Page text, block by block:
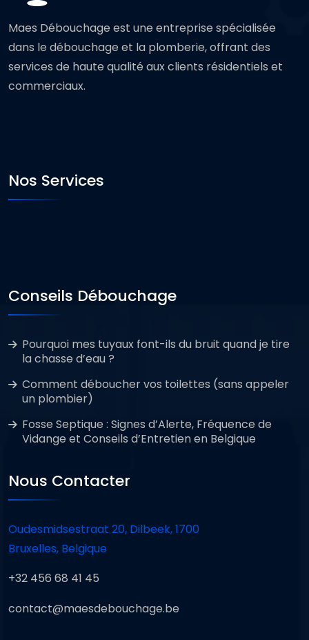
Maes Débouchage est une entreprise spécialisée
dans le débouchage et la plomberie, offrant des
services de haute qualité aux clients résidentiels et
commerciaux.
Nos Services
Conseils Débouchage
Pourquoi mes tuyaux font-ils du bruit quand je tire
la chasse d’eau ?
Comment déboucher vos toilettes (sans appeler
un plombier)
Fosse Septique : Signes d’Alerte, Fréquence de
Vidange et Conseils d’Entretien en Belgique
Nous Contacter
Oudesmidsestraat 20, Dilbeek, 1700
Bruxelles, Belgique
+32 456 68 41 45
contact@maesdebouchage.be